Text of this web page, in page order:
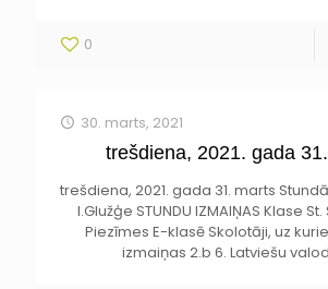
0
30. marts, 2021
trešdiena, 2021. gada
trešdiena, 2021. gada 31. marts
I.Glužģe STUNDU IZMAIŅAS Klase
Piezīmes E-klasē Skolotāji, uz
izmaiņas 2.b 6. Latviešu